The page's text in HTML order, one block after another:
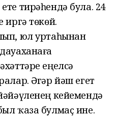
тирәһендә була. 24
иргә төкөй.
юл уртаһынан
еңелсә
Әгәр йәш егет
кейемендә
ҡаза булмаҫ ине.